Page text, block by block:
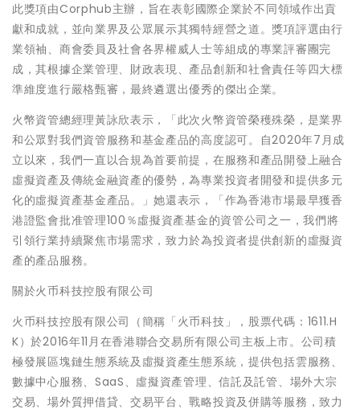
此獎項由Corphub主辦，旨在表彰國際企業於不同領域作出貢
獻和成就，並向業界及公眾展示其獨特經營之道。獎項評選由行
業領袖、商會委員及社會各界權威人士等組成的專業評審團完
成，其根據企業管理、財政表現、產品創新和社會責任等四大標
準維度進行嚴格甄審，最終遴選出優秀的傑出企業。
火幣資管總經理黃詠欣表示，「此次火幣資管榮穫殊榮，是業界
和公眾對我們資管服務和基金產品的高度認可。自2020年7月成
立以來，我們一直以合規為首要前提，在服務和產品開發上融合
虛擬資產及傳統金融資產的優勢，為專業投資者開發和提供多元
化的虛擬資產基金產品。」她還表示，「作為香港市場最早獲香
港證監會批准管理100％虛擬資產基金的資管公司之一，我們將
引領行業持續聚焦市場需求，致力於為投資者提供創新的虛擬資
產的產品服務。
關於火币科技控股有限公司
火币科技控股有限公司（簡稱「火币科技」，股票代碼：1611.H
K）於2016年11月在香港聯合交易所有限公司主板上市。公司積
極發展區塊鏈生態系統及虛擬資產生態系統，提供包括雲服務、
數據中心服務、SaaS、虛擬資產管理、信託及託管、場外大宗
交易、場外質押借貸、交易平台、戰略投資及併購等服務，致力